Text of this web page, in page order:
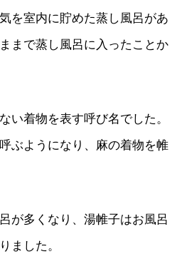
を室内に貯めた蒸し風呂があ
まで蒸し風呂に入ったことか
い着物を表す呼び名でした。
ぶようになり、麻の着物を帷
が多くなり、湯帷子はお風呂
ました。